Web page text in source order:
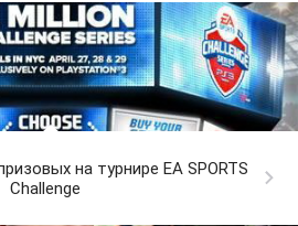
на турнире EA SPORTS
Challenge